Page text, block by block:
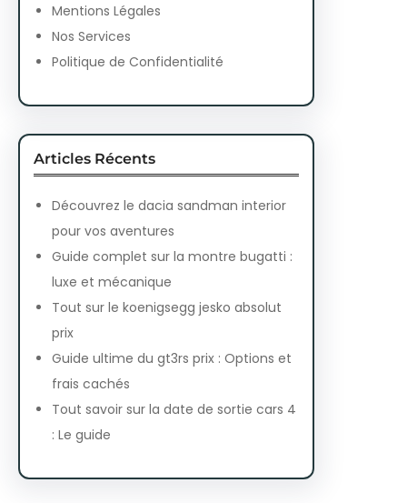
Mentions Légales
Nos Services
Politique de Confidentialité
Articles Récents
Découvrez le dacia sandman interior
pour vos aventures
Guide complet sur la montre bugatti :
luxe et mécanique
Tout sur le koenigsegg jesko absolut
prix
Guide ultime du gt3rs prix : Options et
frais cachés
Tout savoir sur la date de sortie cars 4
: Le guide